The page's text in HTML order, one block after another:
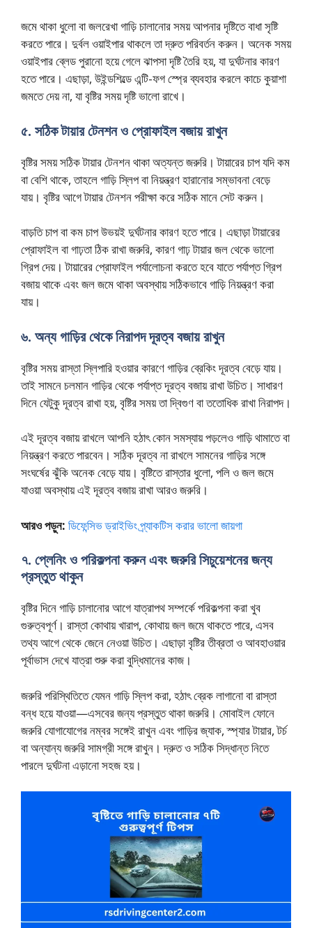
জমে থাকা ধুলো বা জলরেখা গাড়ি চালানোর সময় আপনার দৃষ্টিতে বাধা সৃষ্টি
করতে পারে। দুর্বল ওয়াইপার থাকলে তা দ্রুত পরিবর্তন করুন। অনেক সময়
ওয়াইপার ব্লেড পুরানো হয়ে গেলে ঝাপসা দৃষ্টি তৈরি হয়, যা দুর্ঘটনার কারণ
হতে পারে। এছাড়া, উইন্ডশিল্ডে এন্টি-ফগ স্প্রে ব্যবহার করলে কাচে কুয়াশা
জমতে দেয় না, যা বৃষ্টির সময় দৃষ্টি ভালো রাখে।
৫. সঠিক টায়ার টেনশন ও প্রোফাইল বজায় রাখুন
বৃষ্টির সময় সঠিক টায়ার টেনশন থাকা অত্যন্ত জরুরি। টায়ারের চাপ যদি কম
বা বেশি থাকে, তাহলে গাড়ি স্লিপ বা নিয়ন্ত্রণ হারানোর সম্ভাবনা বেড়ে
যায়। বৃষ্টির আগে টায়ার টেনশন পরীক্ষা করে সঠিক মানে সেট করুন।
বাড়তি চাপ বা কম চাপ উভয়ই দুর্ঘটনার কারণ হতে পারে। এছাড়া টায়ারের
প্রোফাইল বা গাঢ়তা ঠিক রাখা জরুরি, কারণ গাঢ় টায়ার জল থেকে ভালো
গ্রিপ দেয়। টায়ারের প্রোফাইল পর্যালোচনা করতে হবে যাতে পর্যাপ্ত গ্রিপ
বজায় থাকে এবং জল জমে থাকা অবস্থায় সঠিকভাবে গাড়ি নিয়ন্ত্রণ করা
যায়।
৬. অন্য গাড়ির থেকে নিরাপদ দূরত্ব বজায় রাখুন
বৃষ্টির সময় রাস্তা স্লিপারি হওয়ার কারণে গাড়ির ব্রেকিং দূরত্ব বেড়ে যায়।
তাই সামনে চলমান গাড়ির থেকে পর্যাপ্ত দূরত্ব বজায় রাখা উচিত। সাধারণ
দিনে যেটুকু দূরত্ব রাখা হয়, বৃষ্টির সময় তা দ্বিগুণ বা ততোধিক রাখা নিরাপদ।
এই দূরত্ব বজায় রাখলে আপনি হঠাৎ কোন সমস্যায় পড়লেও গাড়ি থামাতে বা
নিয়ন্ত্রণ করতে পারবেন। সঠিক দূরত্ব না রাখলে সামনের গাড়ির সঙ্গে
সংঘর্ষের ঝুঁকি অনেক বেড়ে যায়। বৃষ্টিতে রাস্তার ধুলো, পলি ও জল জমে
যাওয়া অবস্থায় এই দূরত্ব বজায় রাখা আরও জরুরি।
আরও পড়ুন: ডিফেন্সিভ ড্রাইভিং প্র্যাকটিস করার ভালো জায়গা
৭. প্লেনিং ও পরিকল্পনা করুন এবং জরুরি সিচুয়েশনের জন্য
প্রস্তুত থাকুন
বৃষ্টির দিনে গাড়ি চালানোর আগে যাত্রাপথ সম্পর্কে পরিকল্পনা করা খুব
গুরুত্বপূর্ণ। রাস্তা কোথায় খারাপ, কোথায় জল জমে থাকতে পারে, এসব
তথ্য আগে থেকে জেনে নেওয়া উচিত। এছাড়া বৃষ্টির তীব্রতা ও আবহাওয়ার
পূর্বাভাস দেখে যাত্রা শুরু করা বুদ্ধিমানের কাজ।
জরুরি পরিস্থিতিতে যেমন গাড়ি স্লিপ করা, হঠাৎ ব্রেক লাগানো বা রাস্তা
বন্ধ হয়ে যাওয়া—এসবের জন্য প্রস্তুত থাকা জরুরি। মোবাইল ফোনে
জরুরি যোগাযোগের নম্বর সঙ্গেই রাখুন এবং গাড়ির জ্যাক, স্প্যার টায়ার, টর্চ
বা অন্যান্য জরুরি সামগ্রী সঙ্গে রাখুন। দ্রুত ও সঠিক সিদ্ধান্ত নিতে
পারলে দুর্ঘটনা এড়ানো সহজ হয়।